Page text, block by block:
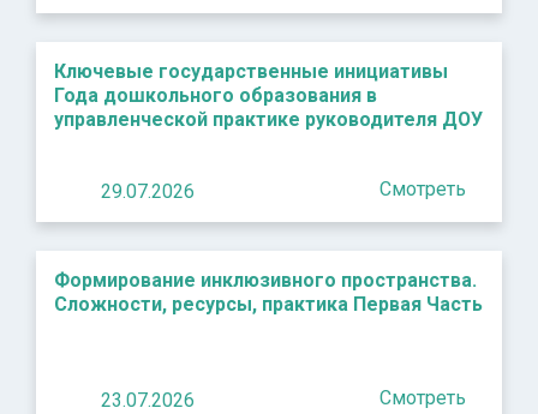
Ключевые государственные инициативы
Года дошкольного образования в
управленческой практике руководителя ДОУ
29.07.2026 Смотреть
Формирование инклюзивного пространства.
Сложности, ресурсы, практика Первая Часть
23.07.2026 Смотреть